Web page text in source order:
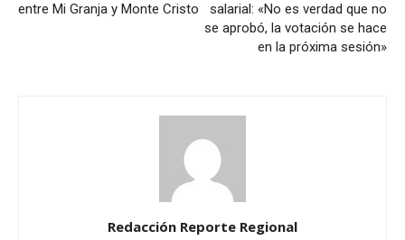
entre Mi Granja y Monte Cristo
salarial: «No es verdad que no
se aprobó, la votación se hace
en la próxima sesión»
Redacción Reporte Regional